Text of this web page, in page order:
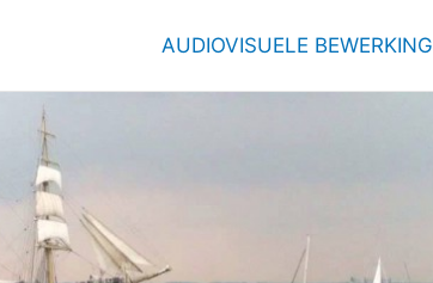
AUDIOVISUELE BEWERKING